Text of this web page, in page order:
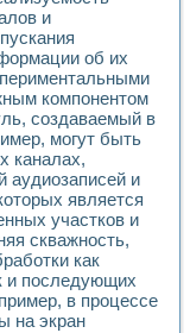
практикумов
и
практикума по
по электротехнике
частотного анализа
«Технологии
«Прикладная
постоянного тока
ИИС на базе
и
об их
компонентом
создаваемый в
могут быть
каналах,
аудиозаписей и
является
участков и
скважность,
как
и последующих
в процессе
на экран